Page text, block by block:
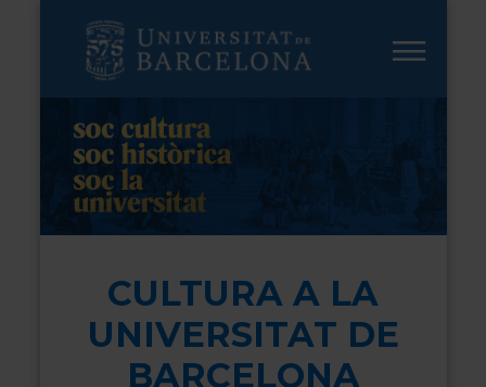
contingut
CULTURA A LA
UNIVERSITAT DE
BARCELONA